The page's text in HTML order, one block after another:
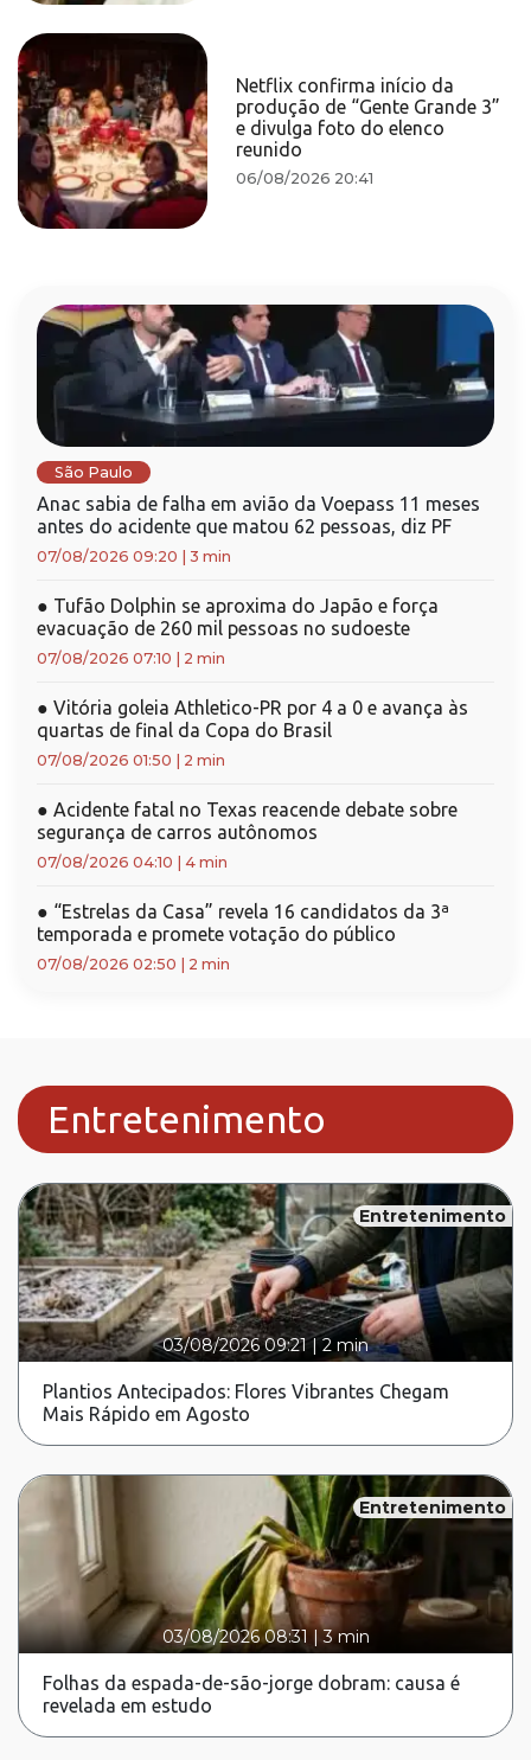
Netflix confirma início da
produção de “Gente Grande 3”
e divulga foto do elenco
reunido
06/08/2026 20:41
São Paulo
Anac sabia de falha em avião da Voepass 11 meses
antes do acidente que matou 62 pessoas, diz PF
07/08/2026 09:20 3 min
● Tufão Dolphin se aproxima do Japão e força
evacuação de 260 mil pessoas no sudoeste
07/08/2026 07:10 2 min
● Vitória goleia Athletico-PR por 4 a 0 e avança às
quartas de final da Copa do Brasil
07/08/2026 01:50 2 min
● Acidente fatal no Texas reacende debate sobre
segurança de carros autônomos
07/08/2026 04:10 4 min
● “Estrelas da Casa” revela 16 candidatos da 3ª
temporada e promete votação do público
07/08/2026 02:50 2 min
Entretenimento
Entretenimento
03/08/2026 09:21|2 min
Plantios Antecipados: Flores Vibrantes Chegam
Mais Rápido em Agosto
Entretenimento
03/08/2026 08:31 |3 min
Folhas da espada-de-são-jorge dobram: causa é
revelada em estudo